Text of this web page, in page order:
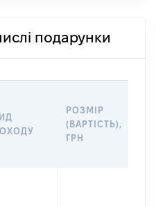
подарунки
РОЗМІР
(ВАРТІСТЬ),
ГРН